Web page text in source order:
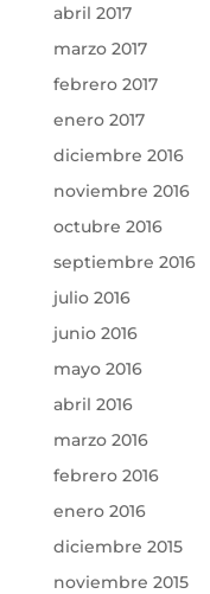
abril 2017
marzo 2017
febrero 2017
enero 2017
diciembre 2016
noviembre 2016
octubre 2016
septiembre 2016
julio 2016
junio 2016
mayo 2016
abril 2016
marzo 2016
febrero 2016
enero 2016
diciembre 2015
noviembre 2015